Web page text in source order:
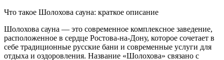
Что такое Шолохова сауна: краткое описание
Шолохова сауна — это современное комплексное заведение,
расположенное в сердце Ростова-на-Дону, которое сочетает в
себе традиционные русские бани и современные услуги для
отдыха и оздоровления. Название «Шолохова» связано с